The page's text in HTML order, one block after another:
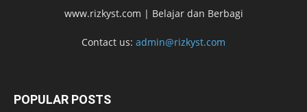
www.rizkyst.com | Belajar dan Berbagi
Contact us: admin@rizkyst.com
POPULAR POSTS